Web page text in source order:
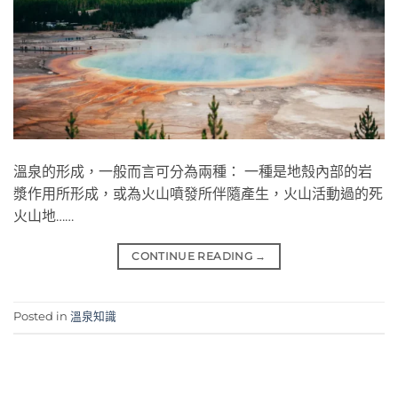
溫泉的形成，一般而言可分為兩種： 一種是地殼內部的岩
漿作用所形成，或為火山噴發所伴隨產生，火山活動過的死
火山地……
CONTINUE READING →
Posted in 溫泉知識